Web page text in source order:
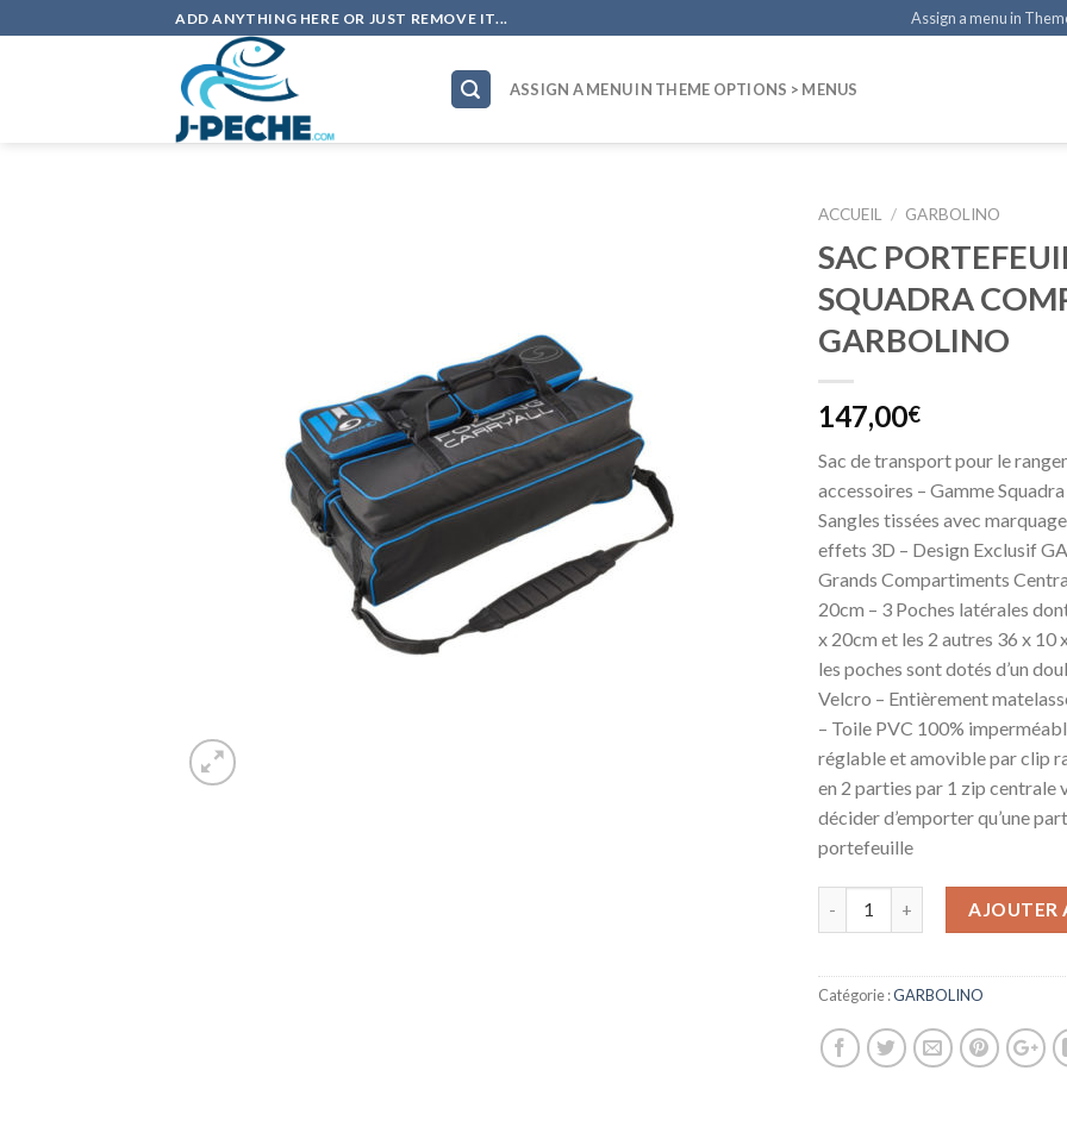
to
ADD ANYTHING HERE OR JUST REMOVE IT... Assign a menu in
ASSIGN A MENU IN THEME OPTIONS > MENUS
ACCUEIL / GARBOLINO
SAC
SQUADRA
GARBOLINO
147,00€
Sac de transport pour le
accessoires – Gamme
Sangles tissées avec
effets 3D – Design Exclusif
Grands Compartiments
20cm – 3 Poches latérales
x 20cm et les 2 autres 36 x 10
les poches sont dotés d’un
Velcro – Entièrement
– Toile PVC 100%
réglable et amovible par clip
en 2 parties par 1 zip centrale
décider d’emporter qu’une
portefeuille
AJOUTER
Catégorie :GARBOLINO